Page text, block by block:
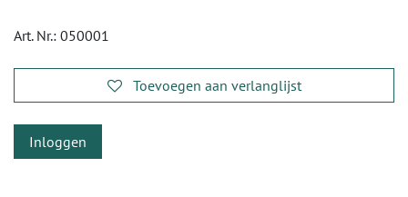
Art. Nr.: 050001
Toevoegen aan verlanglijst
Inloggen